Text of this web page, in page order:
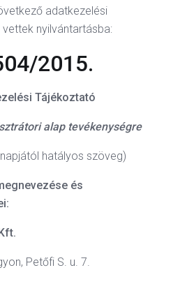
adatkezelési
nyilvántartásba:
2015.
Tájékoztató
alap tevékenységre
hatályos szöveg)
és
Petőfi S. u. 7.